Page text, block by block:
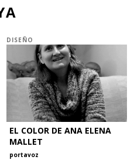
DISEÑO
EL COLOR DE ANA ELENA
MALLET
portavoz